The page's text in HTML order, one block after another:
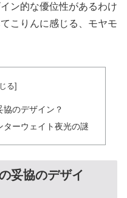
ン的な優位性があるわけ
こりんに感じる、モヤモ
のデザイン？
ターウェイト夜光の謎
妥協のデザイ